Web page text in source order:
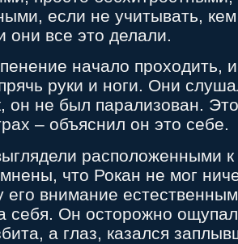
если не учитывать,
они все это делали.
начало проходить,
руки и ноги. Они
он не был парализован.
– объяснил он это себе.
расположенными к
что Рокан не мог
его внимание
себя. Он осторожно
а глаз, казался